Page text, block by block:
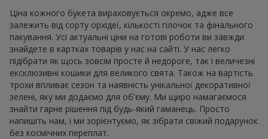
Ціна кожного букета вираховується окремо, адже все
залежить від сорту орхідеї, кількості гілочок та фінального
пакування. Усі актуальні ціни на готові роботи ви завжди
знайдете в картках товарів у нас на сайті. У нас легко
підібрати як щось зовсім просте й недороге, так і величезні
ексклюзивні кошики для великого свята. Також на вартість
трохи впливає сезон та наявність унікальної декоративної
зелені, яку ми додаємо для об'єму. Ми щиро намагаємося
знайти гарне рішення під будь-який гаманець. Просто
напишіть нам, і ми зорієнтуємо, як зібрати свіжий подарунок
без космічних переплат.